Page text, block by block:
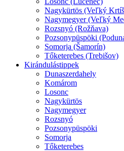
Nagykürtös (Veľký
Nagymegyer (Veľký
Rozsnyó (Rožňava)
Pozsonypüspöki
Somorja (Šamorín)
Tőketerebes (Trebišov)
Kirándulástippek
Dunaszerdahely
Komárom
Losonc
Nagykürtös
Nagymegyer
Rozsnyó
Pozsonypüspöki
Somorja
Tőketerebes